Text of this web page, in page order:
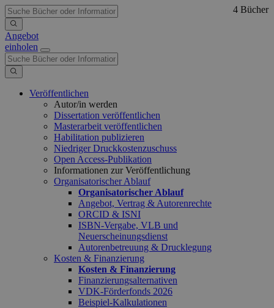
Angebot
einholen
Veröffentlichen
Autor/in werden
Dissertation veröffentlichen
Masterarbeit veröffentlichen
Habilitation publizieren
Niedriger Druckkostenzuschuss
Open Access-Publikation
Informationen zur Veröffentlichung
Organisatorischer Ablauf
Organisatorischer Ablauf
Angebot, Vertrag & Autorenrechte
ORCID & ISNI
ISBN-Vergabe, VLB und
Neuerscheinungsdienst
Autorenbetreuung & Drucklegung
Kosten & Finanzierung
Kosten & Finanzierung
Finanzierungsalternativen
VDK-Förderfonds 2026
Beispiel-Kalkulationen
4 Bücher